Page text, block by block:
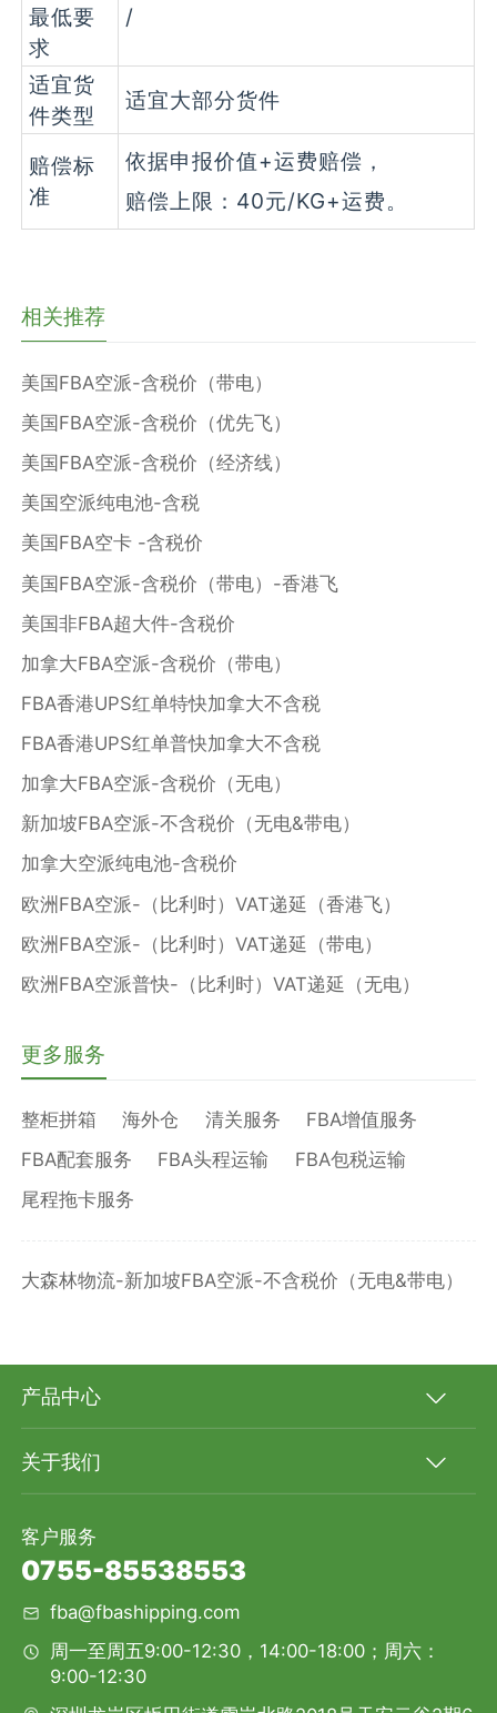
最低要
求
/
适宜货
件类型
适宜大部分货件
赔偿标
准
依据申报价值+运费赔偿，
赔偿上限：40元/KG+运费。
相关推荐
美国FBA空派-含税价（带电）
美国FBA空派-含税价（优先飞）
美国FBA空派-含税价（经济线）
美国空派纯电池-含税
美国FBA空卡 -含税价
美国FBA空派-含税价（带电）-香港飞
美国非FBA超大件-含税价
加拿大FBA空派-含税价（带电）
FBA香港UPS红单特快加拿大不含税
FBA香港UPS红单普快加拿大不含税
加拿大FBA空派-含税价（无电）
新加坡FBA空派-不含税价（无电&带电）
加拿大空派纯电池-含税价
欧洲FBA空派-（比利时）VAT递延（香港飞）
欧洲FBA空派-（比利时）VAT递延（带电）
欧洲FBA空派普快-（比利时）VAT递延（无电）
更多服务
整柜拼箱 海外仓 清关服务
FBA增值服务
FBA配套服务
FBA头程运输
FBA包税运输
尾程拖卡服务
大森林物流-新加坡FBA空派-不含税价（无电&带电）
产品中心
关于我们
客户服务
0755-85538553
fba@fbashipping.com
周一至周五9:00-12:30，14:00-18:00；周六：
9:00-12:30